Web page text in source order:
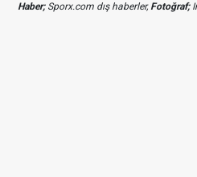
Haber;Sporx.com dış haberler,Fotoğraf;